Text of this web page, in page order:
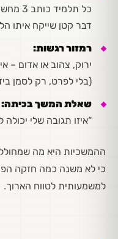
דבר קטן שייקח איתו
רמזור רגשות:
ירוק, צהוב או אדום –
(בלי לפרט, רק לסמן
שאלת המשך בכיתה:
“איזו תגובה שלי
ההמשכיות היא מה שמחולל
כי לא משנה כמה חזקה
למשמעותית לטווח הארוך.